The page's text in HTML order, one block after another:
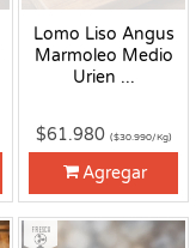
Lomo Liso Angus
Marmoleo Medio
Urien ...
$61.980 ($30.990/Kg)
Agregar
Fresco